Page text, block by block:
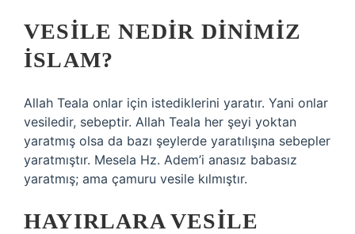
VESILE NEDIR DINIMIZ
ISLAM?
Allah Teala onlar için istediklerini yaratır. Yani onlar
vesiledir, sebeptir. Allah Teala her şeyi yoktan
yaratmış olsa da bazı şeylerde yaratılışına sebepler
yaratmıştır. Mesela Hz. Adem’i anasız babasız
yaratmış; ama çamuru vesile kılmıştır.
HAYIRLARA VESILE